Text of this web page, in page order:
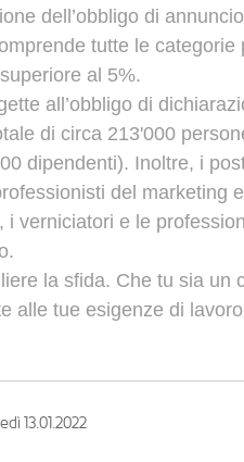
dell’obbligo di annuncio
tutte le categorie
superiore al 5%.
all’obbligo di
di circa 213'000
00 dipendenti). Inoltre, i
del marketing e
, i verniciatori e le
.
la sfida. Che tu sia un
alle tue esigenze di
13.01.2022